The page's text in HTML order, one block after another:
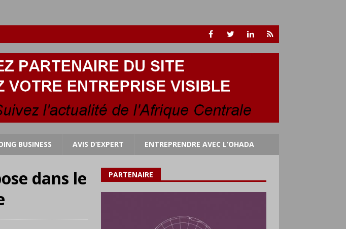
BUSINESS AVIS D’EXPERT ENTREPRENDRE AVEC L’OHADA
dans le
PARTENAIRE